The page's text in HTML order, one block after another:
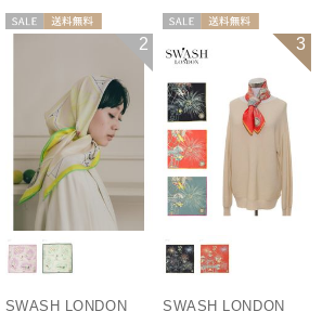
セール送料無料
2
SWASH LONDON
WOMEN
3
SWASH LONDON